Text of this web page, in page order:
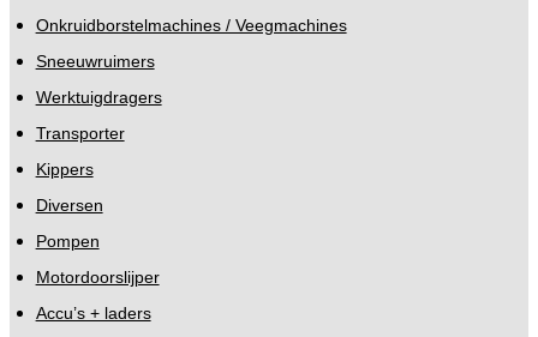
Onkruidborstelmachines / Veegmachines
Sneeuwruimers
Werktuigdragers
Transporter
Kippers
Diversen
Pompen
Motordoorslijper
Accu’s + laders